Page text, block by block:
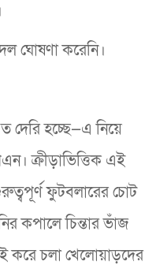
ঘোষণা করেনি।
দেরি হচ্ছে—এ নিয়ে
ক্রীড়াভিত্তিক এই
ফুটবলারের চোট
কপালে চিন্তার ভাঁজ
করে চলা খেলোয়াড়দের